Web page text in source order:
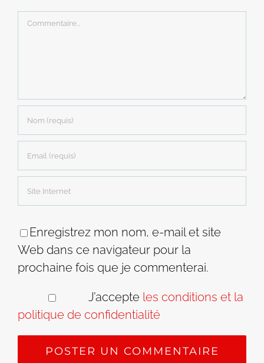
Commentaire
Enregistrez mon nom, e-mail et site
Web dans ce navigateur pour la
prochaine fois que je commenterai.
J’accepte les conditions et la
politique de confidentialité